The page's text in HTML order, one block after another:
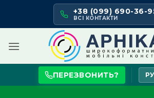
content
+38 (099) 690-36-
ВСІ КОНТАКТИ
ПЕРЕЗВОНИТЬ?